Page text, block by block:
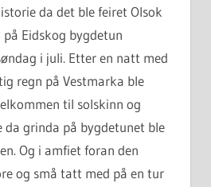
da det ble feiret Olsok
Eidskog bygdetun
i juli. Etter en natt med
regn på Vestmarka ble
til solskinn og
da grinda på bygdetunet ble
Og i amfiet foran den
og små tatt med på en tur